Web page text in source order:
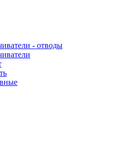
- отводы